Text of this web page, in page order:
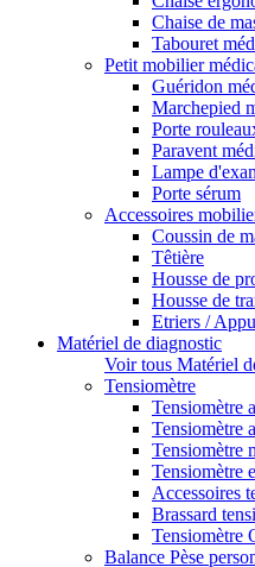
Chaise de
Tabouret
Petit mobilier
Guéridon
Marchepied
Porte
Paravent
Lampe
Porte sérum
Accessoires
Coussin de
Têtière
Housse de
Housse de
Etriers /
Matériel de diagnostic
Voir tous Matériel
Tensiomètre
Tensiomètre
Tensiomètre
Tensiomètre
Tensiomètre
Accessoires
Brassard
Tensiomètre
Balance Pèse